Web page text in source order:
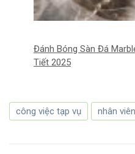
Đánh Bóng Sàn Đá
Tiết 2025
công việc tạp vụ nhân